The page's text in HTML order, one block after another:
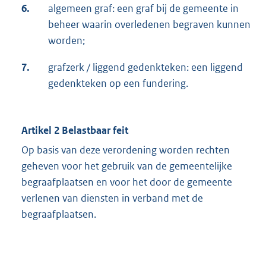
6.
algemeen graf: een graf bij de gemeente in
beheer waarin overledenen begraven kunnen
worden;
7.
grafzerk / liggend gedenkteken: een liggend
gedenkteken op een fundering.
Artikel 2 Belastbaar feit
Op basis van deze verordening worden rechten
geheven voor het gebruik van de gemeentelijke
begraafplaatsen en voor het door de gemeente
verlenen van diensten in verband met de
begraafplaatsen.